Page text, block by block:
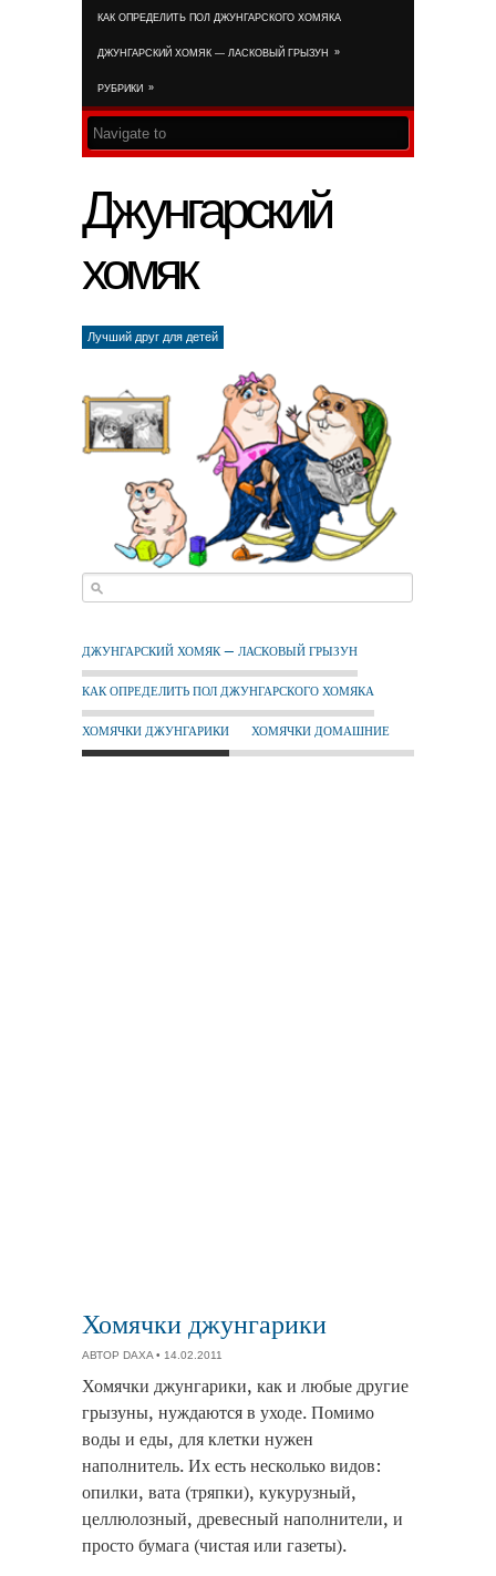
КАК ОПРЕДЕЛИТЬ ПОЛ ДЖУНГАРСКОГО ХОМЯКА
ДЖУНГАРСКИЙ ХОМЯК — ЛАСКОВЫЙ ГРЫЗУН »
РУБРИКИ »
Джунгарский
хомяк
Лучший друг для детей
ДЖУНГАРСКИЙ ХОМЯК — ЛАСКОВЫЙ ГРЫЗУН
КАК ОПРЕДЕЛИТЬ ПОЛ ДЖУНГАРСКОГО ХОМЯКА
ХОМЯЧКИ ДЖУНГАРИКИ ХОМЯЧКИ ДОМАШНИЕ
Хомячки джунгарики
АВТОР DAXA • 14.02.2011
Хомячки джунгарики, как и любые другие
грызуны, нуждаются в уходе. Помимо
воды и еды, для клетки нужен
наполнитель. Их есть несколько видов:
опилки, вата (тряпки), кукурузный,
целлюлозный, древесный наполнители, и
просто бумага (чистая или газеты).